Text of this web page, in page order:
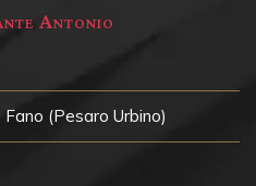
Antonio
(Pesaro Urbino)